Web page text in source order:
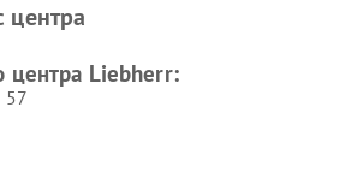
центра
центра Liebherr:
57